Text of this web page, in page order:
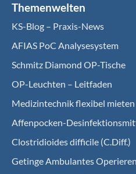
Themenwelten
KS-Blog – Praxis-News
AFIAS PoC Analysesystem
Schmitz Diamond OP-Tische
OP-Leuchten – Leitfaden
Medizintechnik flexibel mieten
Affenpocken-
Clostridioides difficile (C.Diff.)
Getinge Ambulantes Operieren